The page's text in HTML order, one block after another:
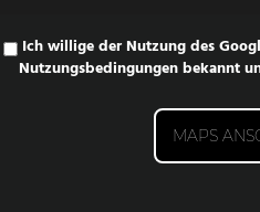
Ich willige der Nutzung des
Nutzungsbedingungenbekannt
MAPS